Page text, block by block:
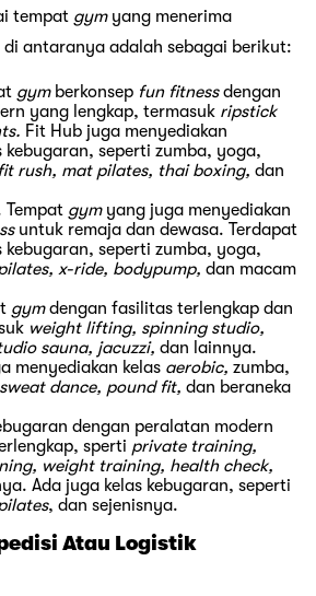
tempat gymyang menerima
di antaranya adalah sebagai berikut:
gymberkonsep fun fitnessdengan
yang lengkap, termasuk ripstick
Fit Hub juga menyediakan
kebugaran, seperti zumba, yoga,
rush, mat pilates, thai boxing, dan
Tempat gymyang juga menyediakan
untuk remaja dan dewasa. Terdapat
kebugaran, seperti zumba, yoga,
x-ride, bodypump, dan macam
gymdengan fasilitas terlengkap dan
weight lifting, spinning studio,
sauna, jacuzzi, dan lainnya.
menyediakan kelas aerobic, zumba,
dance, pound fit, dan beraneka
dengan peralatan modern
sperti private training,
weight training, health check,
Ada juga kelas kebugaran, seperti
, dan sejenisnya.
Atau Logistik